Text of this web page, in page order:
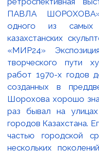
ПАВЛА
одного из самых
казахстанских
«МИР24»
творческого пути
работ 1970-х годов
созданных в
Шорохова хорошо
раз бывал на
городов Казахстана.
частью городской
нескольких